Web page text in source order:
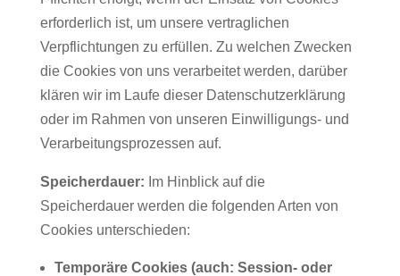
erforderlich ist, um unsere vertraglichen
Verpflichtungen zu erfüllen. Zu welchen Zwecken
die Cookies von uns verarbeitet werden, darüber
klären wir im Laufe dieser Datenschutzerklärung
oder im Rahmen von unseren Einwilligungs- und
Verarbeitungsprozessen auf.
Speicherdauer: Im Hinblick auf die
Speicherdauer werden die folgenden Arten von
Cookies unterschieden:
Temporäre Cookies (auch: Session- oder